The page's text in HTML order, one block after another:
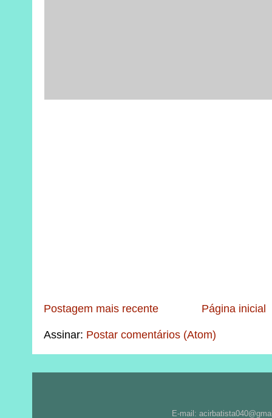
Postagem mais recente Página inicial
Assinar: Postar comentários (Atom)
E-mail: